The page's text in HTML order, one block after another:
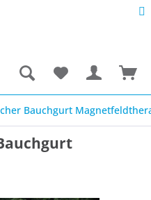
Bauchgurt